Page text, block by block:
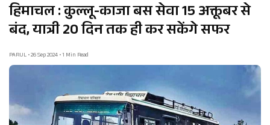
हिमाचल : कुल्लू-काजा बस सेवा 15 अक्तूबर से
बंद, यात्री 20 दिन तक ही कर सकेंगे सफर
PARUL • 26 Sep 2024 • 1 Min Read